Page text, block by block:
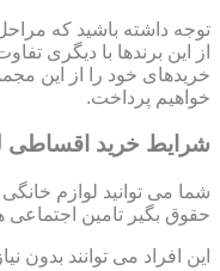
توجه داشته باشید که
از این برندها با دیگری
خریدهای خود را از این
خواهیم پرداخت.
شرایط خرید اقساطی
شما می توانید لوازم
حقوق بگیر تامین اجتماعی
این افراد می توانند بدون نیاز به ضامن و یا مراجعه به بانک